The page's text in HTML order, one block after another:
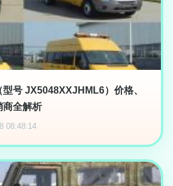
号 JX5048XXJHML6）价格、
商全解析
08:48:14